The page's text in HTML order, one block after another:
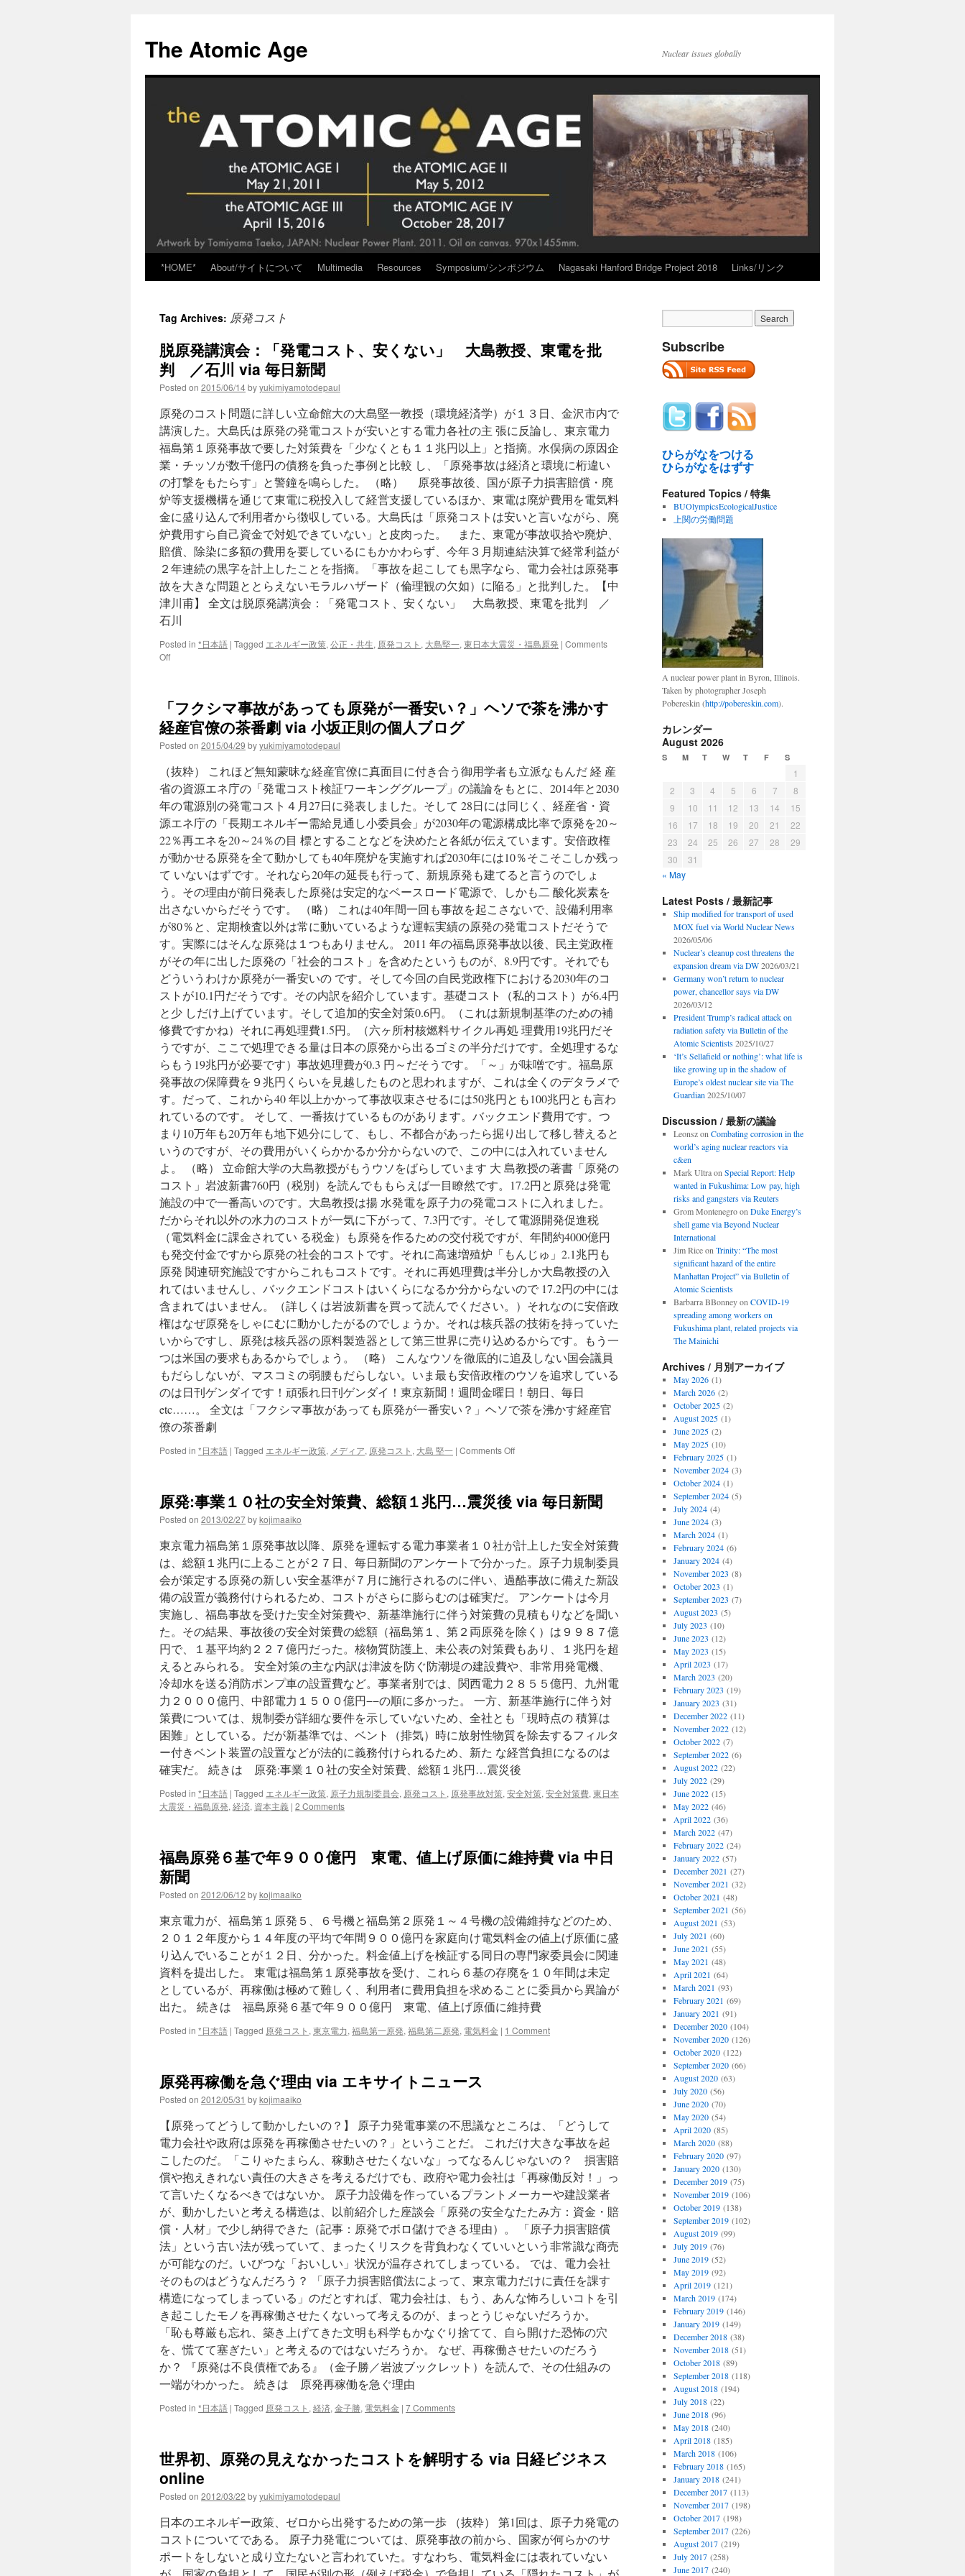
content
The Atomic Age Nuclear issues globally
*HOME* About/サイトについて Multimedia Resources Symposium/シンポジウム Nagasaki Hanford Bridge Project 2018 Links/リンク
Tag Archives: 原発コスト
脱原発講演会：「発電コスト、安くない」 大島教授、東電を批
判 ／石川 via 毎日新聞
Posted on 2015/06/14byyukimiyamotodepaul
原発のコスト問題に詳しい立命館大の大島堅一教授（環境経済学）が１３日、金沢市内で
講演した。大島氏は原発の発電コストが安いとする電力各社の主 張に反論し、東京電力
福島第１原発事故で要した対策費を「少なくとも１１兆円以上」と指摘。水俣病の原因企
業・チッソが数千億円の債務を負った事例と比較 し、「原発事故は経済と環境に桁違い
の打撃をもたらす」と警鐘を鳴らした。 （略） 原発事故後、国が原子力損害賠償・廃
炉等支援機構を通じて東電に税投入して経営支援しているほか、東電は廃炉費用を電気料
金に盛り込んで利用者から徴収している。大島氏は「原発コストは安いと言いながら、廃
炉費用すら自己資金で対処できていない」と皮肉った。 また、東電が事故収拾や廃炉、
賠償、除染に多額の費用を要しているにもかかわらず、今年３月期連結決算で経常利益が
２年連続の黒字を計上したことを指摘。「事故を起こしても黒字なら、電力会社は原発事
故を大きな問題ととらえないモラルハザード（倫理観の欠如）に陥る」と批判した。【中
津川甫】 全文は脱原発講演会：「発電コスト、安くない」 大島教授、東電を批判 ／
石川
Posted in *日本語 | Tagged エネルギー政策, 公正・共生, 原発コスト , 大島堅一, 東日本大震災・福島原発 | Comments
Offon
講
演
会：
「発
コ
ス
ト、
安
く
な
い」
大
島
授、
東
電
を
批
判
／
石
川
via
毎
日
新
聞
「フクシマ事故があっても原発が一番安い？」ヘソで茶を沸かす
経産官僚の茶番劇 via 小坂正則の個人ブログ
Posted on 2015/04/29 byyukimiyamotodepaul
（抜粋） これほど無知蒙昧な経産官僚に真面目に付き合う御用学者も立派なもんだ 経 産
省の資源エネ庁の「発電コスト検証ワーキンググループ」の議論をもとに、2014年と2030
年の電源別の発電コスト４月27日に発表しました。そして 28日には同じく、経産省・資
源エネ庁の「長期エネルギー需給見通し小委員会」が2030年の電源構成比率で原発を20～
22％再エネを20～24％の目 標とすることなどを決めたと各紙が伝えています。安倍政権
が動かせる原発を全て動かしても40年廃炉を実施すれば2030年には10％そこそこしか残っ
て いないはずです。それなら20年の延長も行って、新規原発も建てると言うのでしょ
う。その理由が前日発表した原発は安定的なベースロード電源で、しかも二 酸化炭素を
出さないからだそうです。 （略） これは40年間一回も事故を起こさないで、設備利用率
が80％と、定期検査以外は常に動いているような運転実績の原発の発電コストだそうで
す。実際にはそんな原発は１つもありません。 2011 年の福島原発事故以後、民主党政権
がその年に出した原発の「社会的コスト」を含めたというものが、8.9円です。それでも
どういうわけか原発が一番安いの です。そして今回の自民党政権下における2030年のコ
ストが10.1円だそうです。その内訳を紹介しています。基礎コスト（私的コスト）が6.4円
と少 しだけ上げています。そして追加的安全対策0.6円。（これは新規制基準のための補
修費ですかね）それに再処理費1.5円。（六ヶ所村核燃料サイクル再処 理費用19兆円だそ
うですが、ここで処理できる量は日本の原発から出るゴミの半分だけです。全処理するな
らもう19兆円が必要です）事故処理費が0.3 円～だそうです。「～」が味噌です。福島原
発事故の保障費を９兆円くらいを見越したものと思われますが、これは全くのデタラメで
す。だって、これから40 年以上かかって事故収束させるには50兆円とも100兆円とも言わ
れているのです。 そして、一番抜けているものがあります。バックエンド費用です。つ
まり10万年も20万年も地下処分にして、もし、不都合があったら掘り出して移し替えると
いうのですが、その費用がいくらかかるか分からないので、この中には入れていません
よ。 （略） 立命館大学の大島教授がもうウソをばらしています 大 島教授の著書「原発の
コスト」岩波新書760円（税別）を読んでももらえば一目瞭然です。17.2円と原発は発電
施設の中で一番高いのです。大島教授は揚 水発電を原子力の発電コストに入れました。
だからそれ以外の水力のコストが一気に下がって、7.3円です。そして電源開発促進税
（電気料金に課金されてい る税金）も原発を作るための交付税ですが、年間約4000億円
も発交付金ですから原発の社会的コストです。それに高速増殖炉「もんじゅ」2.1兆円も
原発 関連研究施設ですからこれもコストです。それに再処理費は半分しか大島教授の入
れてはいませんし、バックエンドコストはいくらになるか分からないので 17.2円の中には
含まれてはいません。（詳しくは岩波新書を買って読んでください。）それなのに安倍政
権はなぜ原発をしゃにむに動かしたがるのでしょうか。それは核兵器の技術を持っていた
いからですし、原発は核兵器の原料製造器として第三世界に売り込めるからです。もう一
つは米国の要求もあるからでしょう。 （略） こんなウソを徹底的に追及しない国会議員
もだらしないが、マスコミの弱腰もだらしない。いま最も安倍政権のウソを追求している
のは日刊ゲンダイです！頑張れ日刊ゲンダイ！東京新聞！週間金曜日！朝日、毎日
etc……。 全文は「フクシマ事故があっても原発が一番安い？」ヘソで茶を沸かす経産官
僚の茶番劇
Posted in *日本語 | Tagged エネルギー政策, メディア, 原発コスト , 大島 堅一 | Comments Offon
マ
が
あ
っ
て
も
原
発
が
一
番
安
い？」
ヘ
ソ
で
茶
を
沸
か
経
の
茶
小
坂
正
則
の
個
人
ブ
グ
原発:事業１０社の安全対策費、総額１兆円…震災後 via 毎日新聞
Posted on 2013/02/27bykojimaaiko
東京電力福島第１原発事故以降、原発を運転する電力事業者１０社が計上した安全対策費
は、総額１兆円に上ることが２７日、毎日新聞のアンケートで分かった。原子力規制委員
会が策定する原発の新しい安全基準が７月に施行されるのに伴い、過酷事故に備えた新設
備の設置が義務付けられるため、コストがさらに膨らむのは確実だ。 アンケートは今月
実施し、福島事故を受けた安全対策費や、新基準施行に伴う対策費の見積もりなどを聞い
た。その結果、事故後の安全対策費の総額（福島第１、第２両原発を除く）は９９８７億
円で、１基平均約２２７億円だった。核物質防護上、未公表の対策費もあり、１兆円を超
えるとみられる。 安全対策の主な内訳は津波を防ぐ防潮堤の建設費や、非常用発電機、
冷却水を送る消防ポンプ車の設置費など。事業者別では、関西電力２８５５億円、九州電
力２０００億円、中部電力１５００億円−−の順に多かった。 一方、新基準施行に伴う対
策費については、規制委が詳細な要件を示していないため、全社とも「現時点の 積算は
困難」としている。だが新基準では、ベント（排気）時に放射性物質を除去するフィルタ
ー付きベント装置の設置などが法的に義務付けられるため、新た な経営負担になるのは
確実だ。 続きは 原発:事業１０社の安全対策費、総額１兆円…震災後
Posted in *日本語 | Tagged エネルギー政策, 原子力規制委員会, 原発コスト , 原発事故対策, 安全対策, 安全対策費, 東日本
大震災・福島原発, 経済, 資本主義 | 2 Comments
福島原発６基で年９００億円 東電、値上げ原価に維持費 via 中日
新聞
Posted on 2012/06/12 bykojimaaiko
東京電力が、福島第１原発５、６号機と福島第２原発１～４号機の設備維持などのため、
２０１２年度から１４年度の平均で年間９００億円を家庭向け電気料金の値上げ原価に盛
り込んでいることが１２日、分かった。料金値上げを検証する同日の専門家委員会に関連
資料を提出した。 東電は福島第１原発事故を受け、これら６基の存廃を１０年間は未定
としているが、再稼働は極めて難しく、利用者に費用負担を求めることに委員から異論が
出た。 続きは 福島原発６基で年９００億円 東電、値上げ原価に維持費
Posted in *日本語 | Tagged 原発コスト , 東京電力, 福島第一原発, 福島第二原発, 電気料金 | 1 Comment
原発再稼働を急ぐ理由 via エキサイトニュース
Posted on 2012/05/31 bykojimaaiko
【原発ってどうして動かしたいの？】 原子力発電事業の不思議なところは、「どうして
電力会社や政府は原発を再稼働させたいの？」ということだ。 これだけ大きな事故を起
こしたのだ。「こりゃたまらん、稼動させたくないな」ってなるんじゃないの？ 損害賠
償や抱えきれない責任の大きさを考えるだけでも、政府や電力会社は「再稼働反対！」っ
て言いたくなるべきではないか。 原子力設備を作っているプラントメーカーや建設業者
が、動かしたいと考える構造は、以前紹介した座談会「原発の安全なたたみ方：資金・賠
償・人材」で少し納得できた（記事：原発でボロ儲けできる理由）。 「原子力損害賠償
法」という古い法が残っていて、まったくリスクを背負わなくていいという非常識な商売
が可能なのだ。いびつな「おいしい」状況が温存されてしまっている。 では、電力会社
そのものはどうなんだろう？ 「原子力損害賠償法によって、東京電力だけに責任を課す
構造になってしまっている」のだとすれば、電力会社は、もう、あんな怖ろしいコトを引
き起こしたモノを再稼働させたくないって考えるのが、まっとうじゃないだろうか。
「恥も尊厳も忘れ、築き上げてきた文明も科学もかなぐり捨てて、自ら開けた恐怖の穴
を、慌てて塞ぎたい」と考えるのではないだろうか。 なぜ、再稼働させたいのだろう
か？ 『原発は不良債権である』（金子勝／岩波ブックレット）を読んで、その仕組みの
一端がわかった。 続きは 原発再稼働を急ぐ理由
Posted in *日本語 | Tagged 原発コスト , 経済, 金子勝, 電気料金 | 7 Comments
世界初、原発の見えなかったコストを解明する via 日経ビジネス
online
Posted on 2012/03/22 byyukimiyamotodepaul
日本のエネルギー政策、ゼロから出発するための第一歩 （抜粋） 第1回は、原子力発電の
コストについてである。 原子力発電については、原発事故の前から、国家が何らかのサ
ポートをしないと成り立たないと言われていた。すなわち、電気料金には表れていない
Subscribe
ひらがなをつける
ひらがなをはずす
Featured Topics / 特集
BUOlympicsEcologicalJustice
上関の労働問題
A nuclear power plant in Byron, Illinois.
Taken by photographer Joseph
Pobereskin (http://pobereskin.com).
カレンダー
August 2026
S M T W T F S
1
2
3 4 5 6 7
8
9
10 11 12 13 14
15
16
17 18 19 20 21
22
23
24 25 26 27 28
29
30
31
« May
Latest Posts / 最新記事
Ship modified for transport of used
MOX fuel via World Nuclear News
2026/05/06
Nuclear’s cleanup cost threatens the
expansion dream via DW 2026/03/21
Germany won’t return to nuclear
power, chancellor says via DW
2026/03/12
President Trump’s radical attack on
radiation safety via Bulletin of the
Atomic Scientists 2025/10/27
‘It’s Sellafield or nothing’: what life is
like growing up in the shadow of
Europe’s oldest nuclear site via The
Guardian 2025/10/07
Discussion / 最新の議論
Leonszon Combating corrosion in the
world’s aging nuclear reactors via
c&en
Mark Ultraon Special Report: Help
wanted in Fukushima: Low pay, high
risks and gangsters via Reuters
Grom Montenegroon Duke Energy’s
shell game via Beyond Nuclear
International
Jim Riceon Trinity: “The most
significant hazard of the entire
Manhattan Project” via Bulletin of
Atomic Scientists
Barbarra BBonneyon COVID-19
spreading among workers on
Fukushima plant, related projects via
The Mainichi
Archives / 月別アーカイブ
May 2026(1)
March 2026(2)
October 2025(2)
August 2025(1)
June 2025(2)
May 2025(10)
February 2025(1)
November 2024(3)
October 2024(1)
September 2024(5)
July 2024(4)
June 2024(3)
March 2024(1)
February 2024(6)
January 2024(4)
November 2023 (8)
October 2023 (1)
September 2023 (7)
August 2023 (5)
July 2023 (10)
June 2023 (12)
May 2023 (15)
April 2023 (17)
March 2023 (20)
February 2023 (19)
January 2023 (31)
December 2022(11)
November 2022(12)
October 2022(7)
September 2022(6)
August 2022(22)
July 2022(29)
June 2022(15)
May 2022(46)
April 2022(36)
March 2022(47)
February 2022(24)
January 2022(57)
December 2021 (27)
November 2021 (32)
October 2021 (48)
September 2021 (56)
August 2021 (53)
July 2021 (60)
June 2021 (55)
May 2021 (48)
April 2021 (64)
March 2021 (93)
February 2021 (69)
January 2021 (91)
December 2020(104)
November 2020(126)
October 2020(122)
September 2020(66)
August 2020(63)
July 2020(56)
June 2020(70)
May 2020(54)
April 2020(85)
March 2020(88)
February 2020(97)
January 2020(130)
December 2019(75)
November 2019(106)
October 2019(138)
September 2019(102)
August 2019(99)
July 2019(76)
June 2019(52)
May 2019(92)
April 2019(121)
March 2019(174)
February 2019(146)
January 2019(149)
December 2018(38)
November 2018(51)
October 2018(89)
September 2018(118)
August 2018(194)
July 2018(22)
June 2018(96)
May 2018(240)
April 2018(185)
March 2018(106)
February 2018(165)
January 2018(241)
December 2017(113)
November 2017(198)
October 2017(198)
September 2017(226)
August 2017(219)
July 2017(258)
June 2017(240)